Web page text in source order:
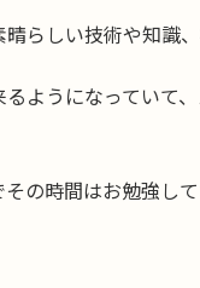
らしい技術や知識
ようになっていて
の時間はお勉強して